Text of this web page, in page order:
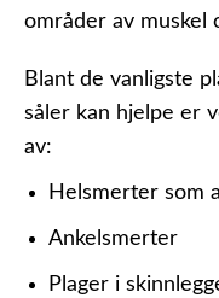
områder av muskel
Blant de vanligste
såler kan hjelpe er
av:
Helsmerter som
Ankelsmerter
Plager i